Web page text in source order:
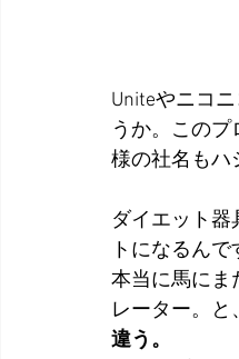
Uniteやニコ
うか。この
様の社名もハ
ダイエット器
トになるん
本当に馬にま
レーター。
違う。